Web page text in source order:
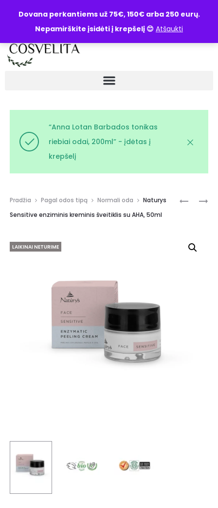
Dovana perkantiems už 75€, 150€ arba 250 eurų.
Nepamirškite įsidėti į krepšelį 😊 Atšaukti
UŽKLAUSA
“Anna Lotan Barbados tonikas
riebiai odai, 200ml” - įdėtas į
krepšelį
Pradžia Pagal odos tipą Normali oda
Naturys
Sensitive enziminis kreminis šveitiklis su AHA, 50ml
LAIKINAI NETURIME